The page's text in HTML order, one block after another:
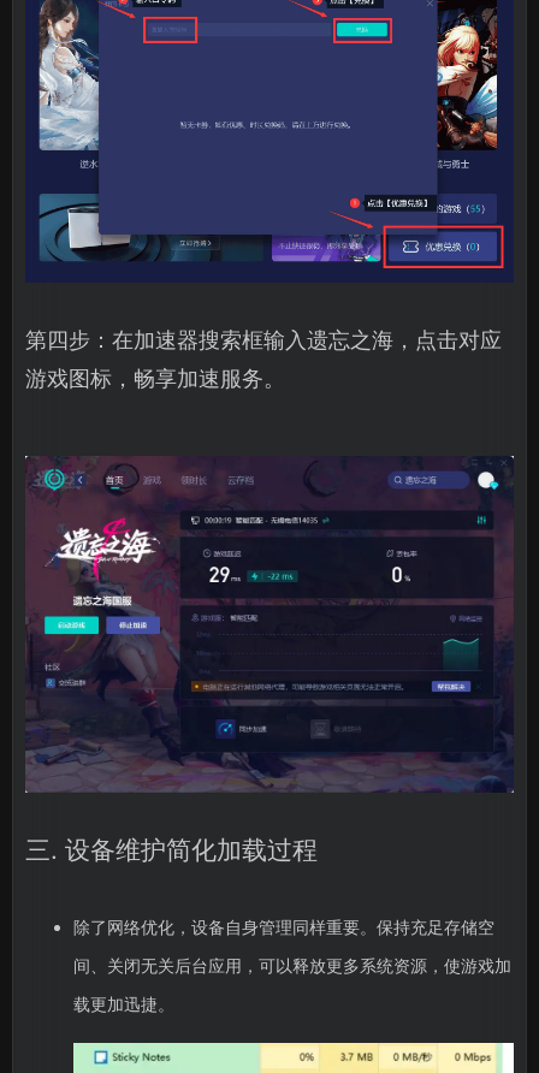
第四步：在加速器搜索框输入遗忘之海，点击对应
游戏图标，畅享加速服务。
三. 设备维护简化加载过程
除了网络优化，设备自身管理同样重要。保持充足存储空
间、关闭无关后台应用，可以释放更多系统资源，使游戏加
载更加迅捷。